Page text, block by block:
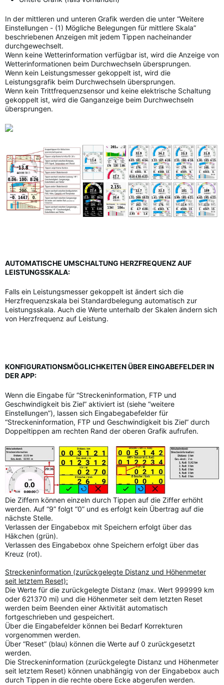
In der mittleren und unteren Grafik werden die unter “Weitere
Einstellungen - (1) Mögliche Belegungen für mittlere Skala”
beschriebenen Anzeigen mit jedem Tippen nacheinander
durchgewechselt.
Wenn keine Wetterinformation verfügbar ist, wird die Anzeige von
Wetterinformationen beim Durchwechseln übersprungen.
Wenn kein Leistungsmesser gekoppelt ist, wird die
Leistungsgrafik beim Durchwechseln übersprungen.
Wenn kein Trittfrequenzsensor und keine elektrische Schaltung
gekoppelt ist, wird die Ganganzeige beim Durchwechseln
übersprungen.
AUTOMATISCHE UMSCHALTUNG HERZFREQUENZ AUF
LEISTUNGSSKALA:
Falls ein Leistungsmesser gekoppelt ist ändert sich die
Herzfrequenzskala bei Standardbelegung automatisch zur
Leistungsskala. Auch die Werte unterhalb der Skalen ändern sich
von Herzfrequenz auf Leistung.
KONFIGURATIONSMÖGLICHKEITEN ÜBER EINGABEFELDER IN
DER APP:
Wenn die Eingabe für “Streckeninformation, FTP und
Geschwindigkeit bis Ziel” aktiviert ist (siehe “weitere
Einstellungen”), lassen sich Eingabegabefelder für
“Streckeninformation, FTP und Geschwindigkeit bis Ziel” durch
Doppeltippen am rechten Rand der oberen Grafik aufrufen.
Die Ziffern können einzeln durch Tippen auf die Ziffer erhöht
werden. Auf “9” folgt “0” und es erfolgt kein Übertrag auf die
nächste Stelle.
Verlassen der Eingabebox mit Speichern erfolgt über das
Häkchen (grün).
Verlassen des Eingabebox ohne Speichern erfolgt über das
Kreuz (rot).
Streckeninformation (zurückgelegte Distanz und Höhenmeter
seit letztem Reset):
Die Werte für die zurückgelegte Distanz (max. Wert 999999 km
oder 621370 mi) und die Höhenmeter seit dem letzten Reset
werden beim Beenden einer Aktivität automatisch
fortgeschrieben und gespeichert.
Über die Eingabefelder können bei Bedarf Korrekturen
vorgenommen werden.
Über “Reset” (blau) können die Werte auf 0 zurückgesetzt
werden.
Die Streckeninformation (zurückgelegte Distanz und Höhenmeter
seit letztem Reset) können unabhängig von der Eingabebox auch
durch Tippen in die rechte obere Ecke abgerufen werden.